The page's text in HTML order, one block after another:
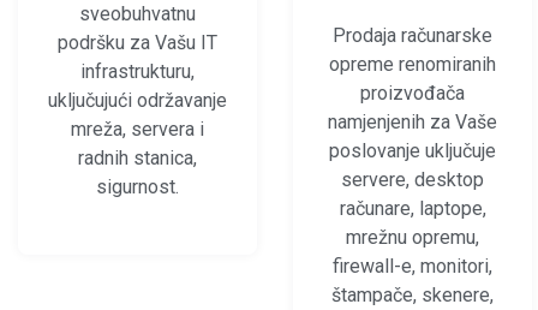
sveobuhvatnu
podršku za Vašu IT
infrastrukturu,
uključujući održavanje
mreža, servera i
radnih stanica,
sigurnost.
Prodaja računarske
opreme renomiranih
proizvođača
namjenjenih za Vaše
poslovanje uključuje
servere, desktop
računare, laptope,
mrežnu opremu,
firewall-e, monitori,
štampače, skenere,